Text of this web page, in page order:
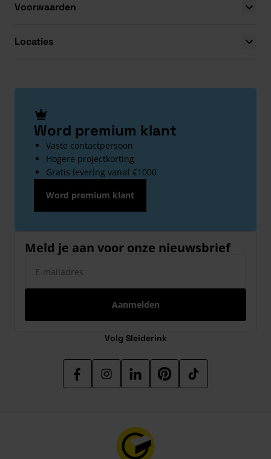
Voorwaarden
Locaties
Word premium klant
Vaste contactpersoon
Hogere projectkorting
Gratis levering vanaf €1000
Word premium klant
Meld je aan voor onze nieuwsbrief
Aanmelden
Volg Sleiderink